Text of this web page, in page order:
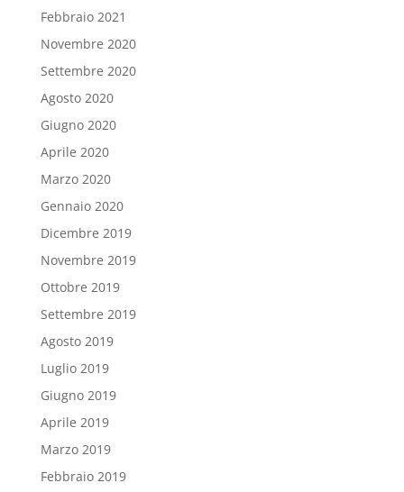
Febbraio 2021
Novembre 2020
Settembre 2020
Agosto 2020
Giugno 2020
Aprile 2020
Marzo 2020
Gennaio 2020
Dicembre 2019
Novembre 2019
Ottobre 2019
Settembre 2019
Agosto 2019
Luglio 2019
Giugno 2019
Aprile 2019
Marzo 2019
Febbraio 2019